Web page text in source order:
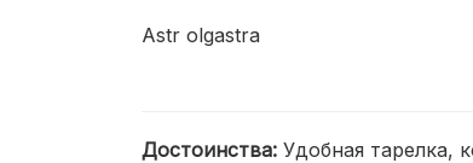
Astr olgastra
Достоинства: Удобная тарелка,